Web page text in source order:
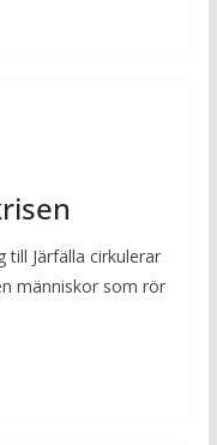
till Järfälla cirkulerar
människor som rör